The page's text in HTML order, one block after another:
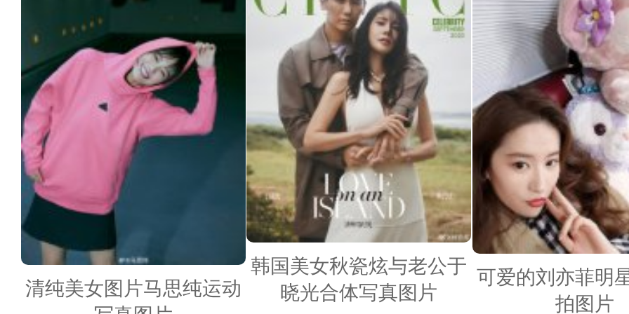
清纯美女图片马思纯运动
韩国美女秋瓷炫与老公于
晓光合体写真图片
可爱的刘亦菲明
拍图片